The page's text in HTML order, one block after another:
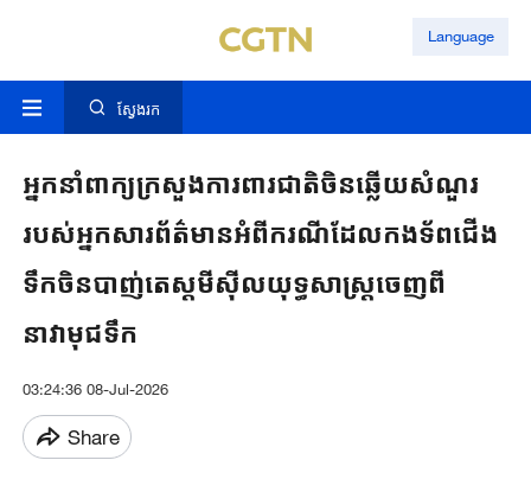
Language
ស្វែងរក
អ្នកនាំពាក្យក្រសួងការពារជាតិចិនឆ្លើយសំណួរ
របស់អ្នកសារព័ត៌មានអំពីករណីដែលកងទ័ពជើង
ទឹកចិនបាញ់តេស្តមីស៊ីលយុទ្ធសាស្ត្រចេញពី
នាវាមុជទឹក
03:24:36 08-Jul-2026
Share